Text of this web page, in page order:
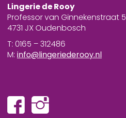
Lingerie de Rooy
Professor van Ginnekenstraat 5
4731 JX Oudenbosch
T: 0165 – 312486
M: info@lingeriederooy.nl